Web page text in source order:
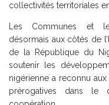
collectivités territoriales
Les Communes et
désormais aux côtés de
de la République du
soutenir les
nigérienne a reconnu
prérogatives dans le